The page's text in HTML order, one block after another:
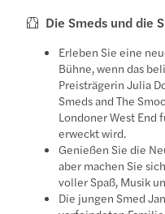
Die Smeds und die
Erleben Sie eine
Bühne, wenn das
Preisträgerin Julia
Smeds and The
Londoner West End
erweckt wird.
Genießen Sie die
aber machen Sie
voller Spaß, Musik
Die jungen Smed